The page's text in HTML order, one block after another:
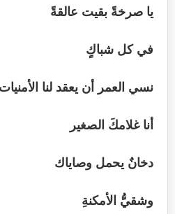
يا صرخةً بقيت عالقةً
في كل شباكٍ
نسي العمر أن يعقد لنا
أنا غلامكَ الصغير
دخانٌ يحمل وصاياك
وشقيُّ الأمكنةِ